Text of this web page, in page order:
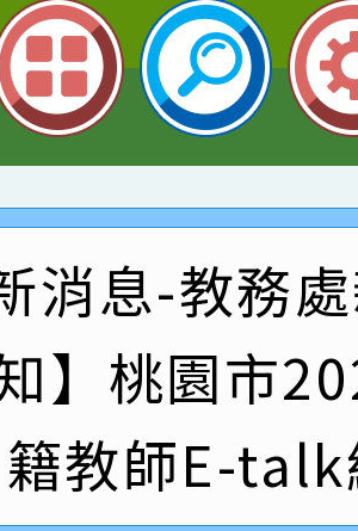
老師王老師、
語競賽國小朗讀
師林老師
校參加桃園市中
文瑛教師榮獲教
語-第二名
本校參與2026世
獲科學小創客佳
三名。
校參加桃園市中
綺君教師榮獲社
校阿巴斯O蜜、
加桃園市科展 國
老師王老師、
本校四年二班張O
語競賽國小朗讀
老師林老師
校參加桃園市中
文瑛教師榮獲教
語-第二名
本校參與2026世
榮獲科學小創客佳
消息-教務
知】桃園市
籍教師E-